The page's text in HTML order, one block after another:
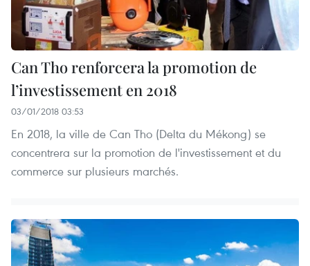
Can Tho renforcera la promotion de
l’investissement en 2018
03/01/2018 03:53
En 2018, la ville de Can Tho (Delta du Mékong) se
concentrera sur la promotion de l'investissement et du
commerce sur plusieurs marchés.